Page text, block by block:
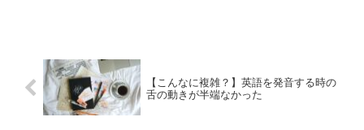
【こんなに複雑？】英語を発音する時の
舌の動きが半端なかった